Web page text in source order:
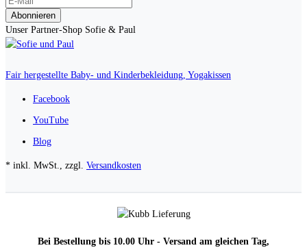
Abonnieren
Unser Partner-Shop Sofie & Paul
Fair hergestellte Baby- und Kinderbekleidung, Yogakissen
Facebook
YouTube
Blog
* inkl. MwSt., zzgl. Versandkosten
Bei Bestellung bis 10.00 Uhr - Versand am gleichen Tag,